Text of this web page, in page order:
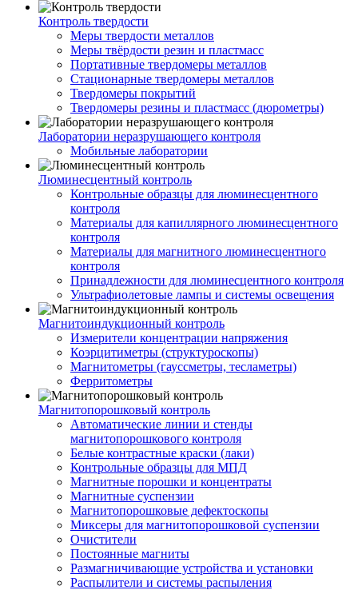
Контроль твердости
Меры твердости металлов
Меры твёрдости резин и пластмасс
Портативные твердомеры металлов
Стационарные твердомеры металлов
Твердомеры покрытий
Твердомеры резины и пластмасс (дюрометры)
Лаборатории неразрушающего контроля
Мобильные лаборатории
Люминесцентный контроль
Контрольные образцы для люминесцентного
контроля
Материалы для капиллярного люминесцентного
контроля
Материалы для магнитного люминесцентного
контроля
Принадлежности для люминесцентного контроля
Ультрафиолетовые лампы и системы освещения
Магнитоиндукционный контроль
Измерители концентрации напряжения
Коэрцитиметры (структуроскопы)
Магнитометры (гауссметры, тесламетры)
Ферритометры
Магнитопорошковый контроль
Автоматические линии и стенды
магнитопорошкового контроля
Белые контрастные краски (лаки)
Контрольные образцы для МПД
Магнитные порошки и концентраты
Магнитные суспензии
Магнитопорошковые дефектоскопы
Миксеры для магнитопорошковой суспензии
Очистители
Постоянные магниты
Размагничивающие устройства и установки
Распылители и системы распыления